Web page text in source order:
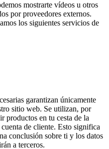
mostrarte vídeos u otros
por proveedores externos.
los siguientes servicios de
garantizan únicamente
sitio web. Se utilizan, por
productos en tu cesta de la
de cliente. Esto significa
conclusión sobre ti y los datos
a terceros.